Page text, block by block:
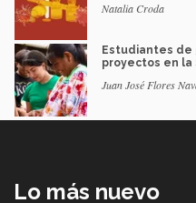
Natalia Croda
Estudiantes de
proyectos en la
Juan José Flores
Lo más nuevo